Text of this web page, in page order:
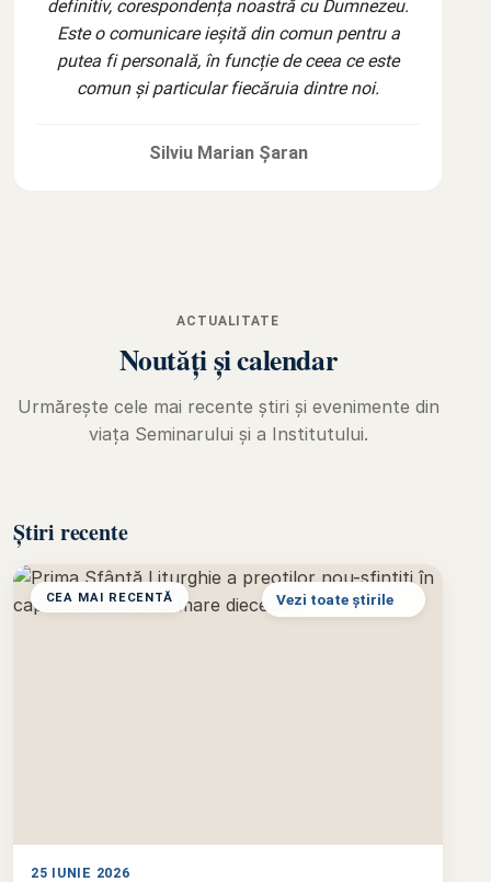
definitiv, corespondența noastră cu Dumnezeu.
Este o comunicare ieșită din comun pentru a
putea fi personală, în funcție de ceea ce este
comun și particular fiecăruia dintre noi.
Silviu Marian Şaran
ACTUALITATE
Noutăți și calendar
Urmărește cele mai recente știri și evenimente din
viața Seminarului și a Institutului.
Știri recente
CEA MAI RECENTĂ
25 IUNIE 2026
Vezi toate știrile